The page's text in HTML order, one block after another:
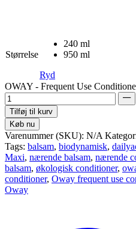
Størrelse
240 ml
950 ml
Ryd
OWAY - Frequent Use
Tilføj til kurv
Køb nu
Varenummer (SKU): N/A
Tags: balsam, biodynamisk,
Maxi, nærende balsam, nærende
balsam, økologisk conditioner,
conditioner, Oway frequent use
Oway